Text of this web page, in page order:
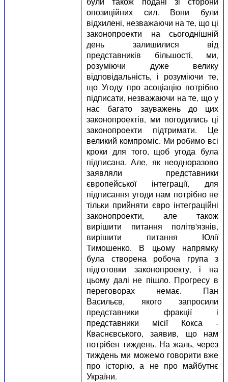
опозиційних сил. Вони були
відхилені, незважаючи на те, що ці
законопроекти на сьогоднішній
день залишилися від
представників більшості, ми,
розуміючи дуже велику
відповідальність, і розуміючи те,
що Угоду про асоціацію потрібно
підписати, незважаючи на те, що у
нас багато зауважень до цих
законопроектів, ми погодились ці
законопроекти підтримати. Це
великий компроміс. Ми робимо всі
кроки для того, щоб угода була
підписана. Але, як неодноразово
заявляли представники
європейської інтеграції, для
підписання угоди нам потрібно не
тільки прийняти євро інтеграційні
законопроекти, але також
вирішити питання політв'язнів,
вирішити питання Юлії
Тимошенко. В цьому напрямку
була створена робоча група з
підготовки законопроекту, і на
цьому далі не пішло. Прогресу в
переговорах немає. Пан
Васильєв, якого запросили
представники фракції і
представники місії Кокса -
Кваснєвського, заявив, що нам
потрібен тиждень. На жаль, через
тиждень ми можемо говорити вже
про історію, а не про майбутнє
України.